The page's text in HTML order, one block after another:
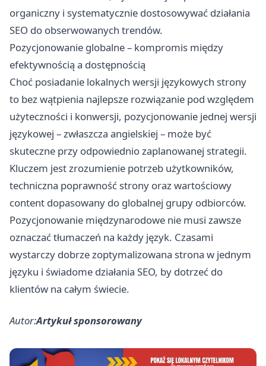
organiczny i systematycznie dostosowywać działania
SEO do obserwowanych trendów.
Pozycjonowanie globalne – kompromis między
efektywnością a dostępnością
Choć posiadanie lokalnych wersji językowych strony
to bez wątpienia najlepsze rozwiązanie pod względem
użyteczności i konwersji, pozycjonowanie jednej wersji
językowej – zwłaszcza angielskiej – może być
skuteczne przy odpowiednio zaplanowanej strategii.
Kluczem jest zrozumienie potrzeb użytkowników,
techniczna poprawność strony oraz wartościowy
content dopasowany do globalnej grupy odbiorców.
Pozycjonowanie międzynarodowe nie musi zawsze
oznaczać tłumaczeń na każdy język. Czasami
wystarczy dobrze zoptymalizowana strona w jednym
języku i świadome działania SEO, by dotrzeć do
klientów na całym świecie.
Autor:Artykuł sponsorowany